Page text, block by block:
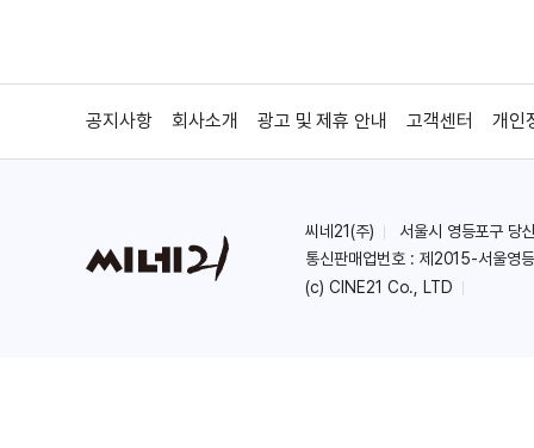
공지사항 회사소개 광고 및 제휴 안내 고객센터 개인
씨네21(주) 서울시 영등포구 당
통신판매업번호 : 제2015-서울영
(c) CINE21 Co., LTD